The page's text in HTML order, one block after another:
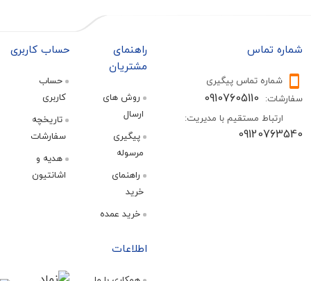
تماس پیگیری
09107605110
مستقیم با مدیریت:
روش های
خرید عمده
حساب کاربری
کاربری